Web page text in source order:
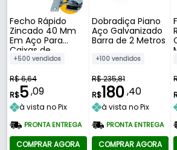
Fecho Rápido
Zincado 40 Mm
Em Aço Para
Caixas de
Ferramentas E
+500 vendidos
R$ 6,64
R$5,09
à vista no Pix
PRONTA ENTREGA
COMPRAR AGORA
Dobradiça Piano
Aço Galvanizado
Barra de 2 Metros
+100 vendidos
R$ 235,81
R$180,40
à vista no Pix
PRONTA ENTREGA
COMPRAR AGORA